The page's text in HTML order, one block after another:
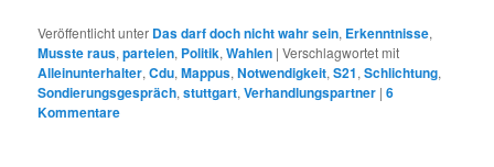
Veröffentlicht unter Das darf doch nicht wahr sein, Erkenntnisse,
Musste raus,parteien, Politik,Wahlen |Verschlagwortet mit
Alleinunterhalter,Cdu,Mappus,Notwendigkeit,S21,Schlichtung,
Sondierungsgespräch,stuttgart,Verhandlungspartner |6
Kommentare